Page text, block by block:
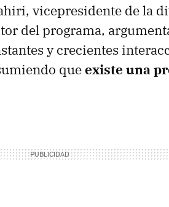
vicepresidente de la
del programa,
y crecientes
queexiste una